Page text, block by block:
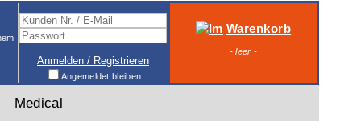
Anmelden / Registrieren
Angemeldet bleiben
Warenkorb
- leer -
Medical